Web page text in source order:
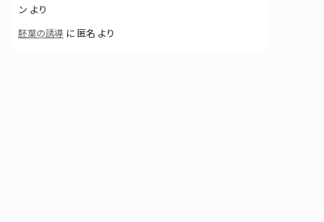
ン より
胚葉の誘導 に 匿名 より